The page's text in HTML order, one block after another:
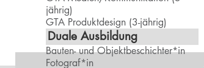
jährig)
GTA Produktdesign (3-jährig)
Duale Ausbildung
Bauten- und Objektbeschichter*in
Fotograf*in